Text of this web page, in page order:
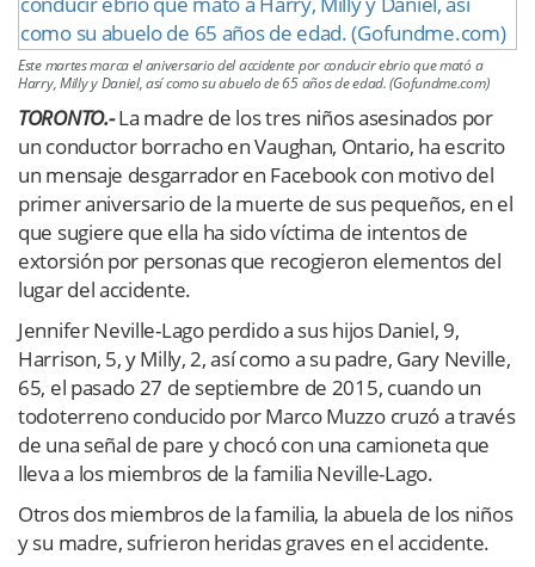
Este martes marca el aniversario del accidente por conducir ebrio que mató a
Harry, Milly y Daniel, así como su abuelo de 65 años de edad. (Gofundme.com)
TORONTO.- La madre de los tres niños asesinados por
un conductor borracho en Vaughan, Ontario, ha escrito
un mensaje desgarrador en Facebook con motivo del
primer aniversario de la muerte de sus pequeños, en el
que sugiere que ella ha sido víctima de intentos de
extorsión por personas que recogieron elementos del
lugar del accidente.
Jennifer Neville-Lago perdido a sus hijos Daniel, 9,
Harrison, 5, y Milly, 2, así como a su padre, Gary Neville,
65, el pasado 27 de septiembre de 2015, cuando un
todoterreno conducido por Marco Muzzo cruzó a través
de una señal de pare y chocó con una camioneta que
lleva a los miembros de la familia Neville-Lago.
Otros dos miembros de la familia, la abuela de los niños
y su madre, sufrieron heridas graves en el accidente.